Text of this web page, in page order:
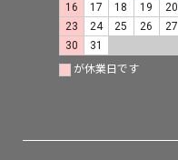
16
17 18 19 20
23
24 25 26 27
30
31
が休業日です